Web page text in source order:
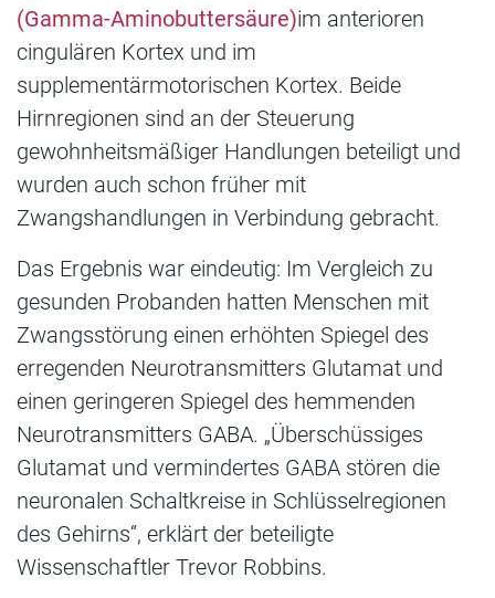
(Gamma-Aminobuttersäure)im anterioren
cingulären Kortex und im
supplementärmotorischen Kortex. Beide
Hirnregionen sind an der Steuerung
gewohnheitsmäßiger Handlungen beteiligt und
wurden auch schon früher mit
Zwangshandlungen in Verbindung gebracht.
Das Ergebnis war eindeutig: Im Vergleich zu
gesunden Probanden hatten Menschen mit
Zwangsstörung einen erhöhten Spiegel des
erregenden Neurotransmitters Glutamat und
einen geringeren Spiegel des hemmenden
Neurotransmitters GABA. „Überschüssiges
Glutamat und vermindertes GABA stören die
neuronalen Schaltkreise in Schlüsselregionen
des Gehirns“, erklärt der beteiligte
Wissenschaftler Trevor Robbins.